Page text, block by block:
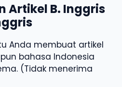
Artikel B. Inggris
Anda membuat artikel
bahasa Indonesia
(Tidak menerima